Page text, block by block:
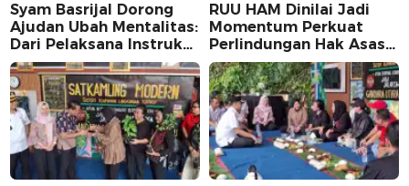
Syam Basrijal Dorong
Ajudan Ubah Mentalitas:
Dari Pelaksana Instruksi
Jadi Pencipta Nilai
RUU HAM Dinilai Jadi
Momentum Perkuat
Perlindungan Hak Asasi
Manusia, Partisipasi
Publik Perlu
Dimaksimalkan